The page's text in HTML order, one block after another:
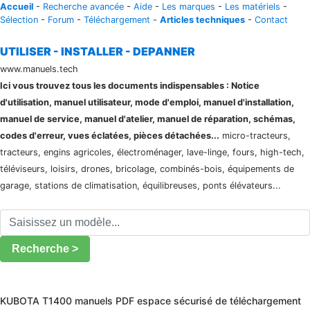
Accueil - Recherche avancée - Aide - Les marques - Les matériels -
Sélection - Forum - Téléchargement - Articles techniques - Contact
UTILISER - INSTALLER - DEPANNER
www.manuels.tech
Ici vous trouvez tous les documents indispensables : Notice
d'utilisation, manuel utilisateur, mode d'emploi, manuel d'installation,
manuel de service, manuel d'atelier, manuel de réparation, schémas,
codes d'erreur, vues éclatées, pièces détachées... micro-tracteurs,
tracteurs, engins agricoles, électroménager, lave-linge, fours, high-tech,
téléviseurs, loisirs, drones, bricolage, combinés-bois, équipements de
garage, stations de climatisation, équilibreuses, ponts élévateurs...
Recherche >
KUBOTA T1400 manuels PDF espace sécurisé de téléchargement